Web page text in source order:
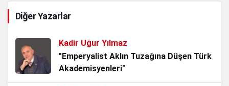
4 hafta önce
Slav kardeşliğini koruma ve Nazizm ile
mücadele…Yersen
1 ay önce
Diğer Yazarlar
Kadir Uğur Yılmaz
"Emperyalist Aklın Tuzağına Düşen Türk
Akademisyenleri"